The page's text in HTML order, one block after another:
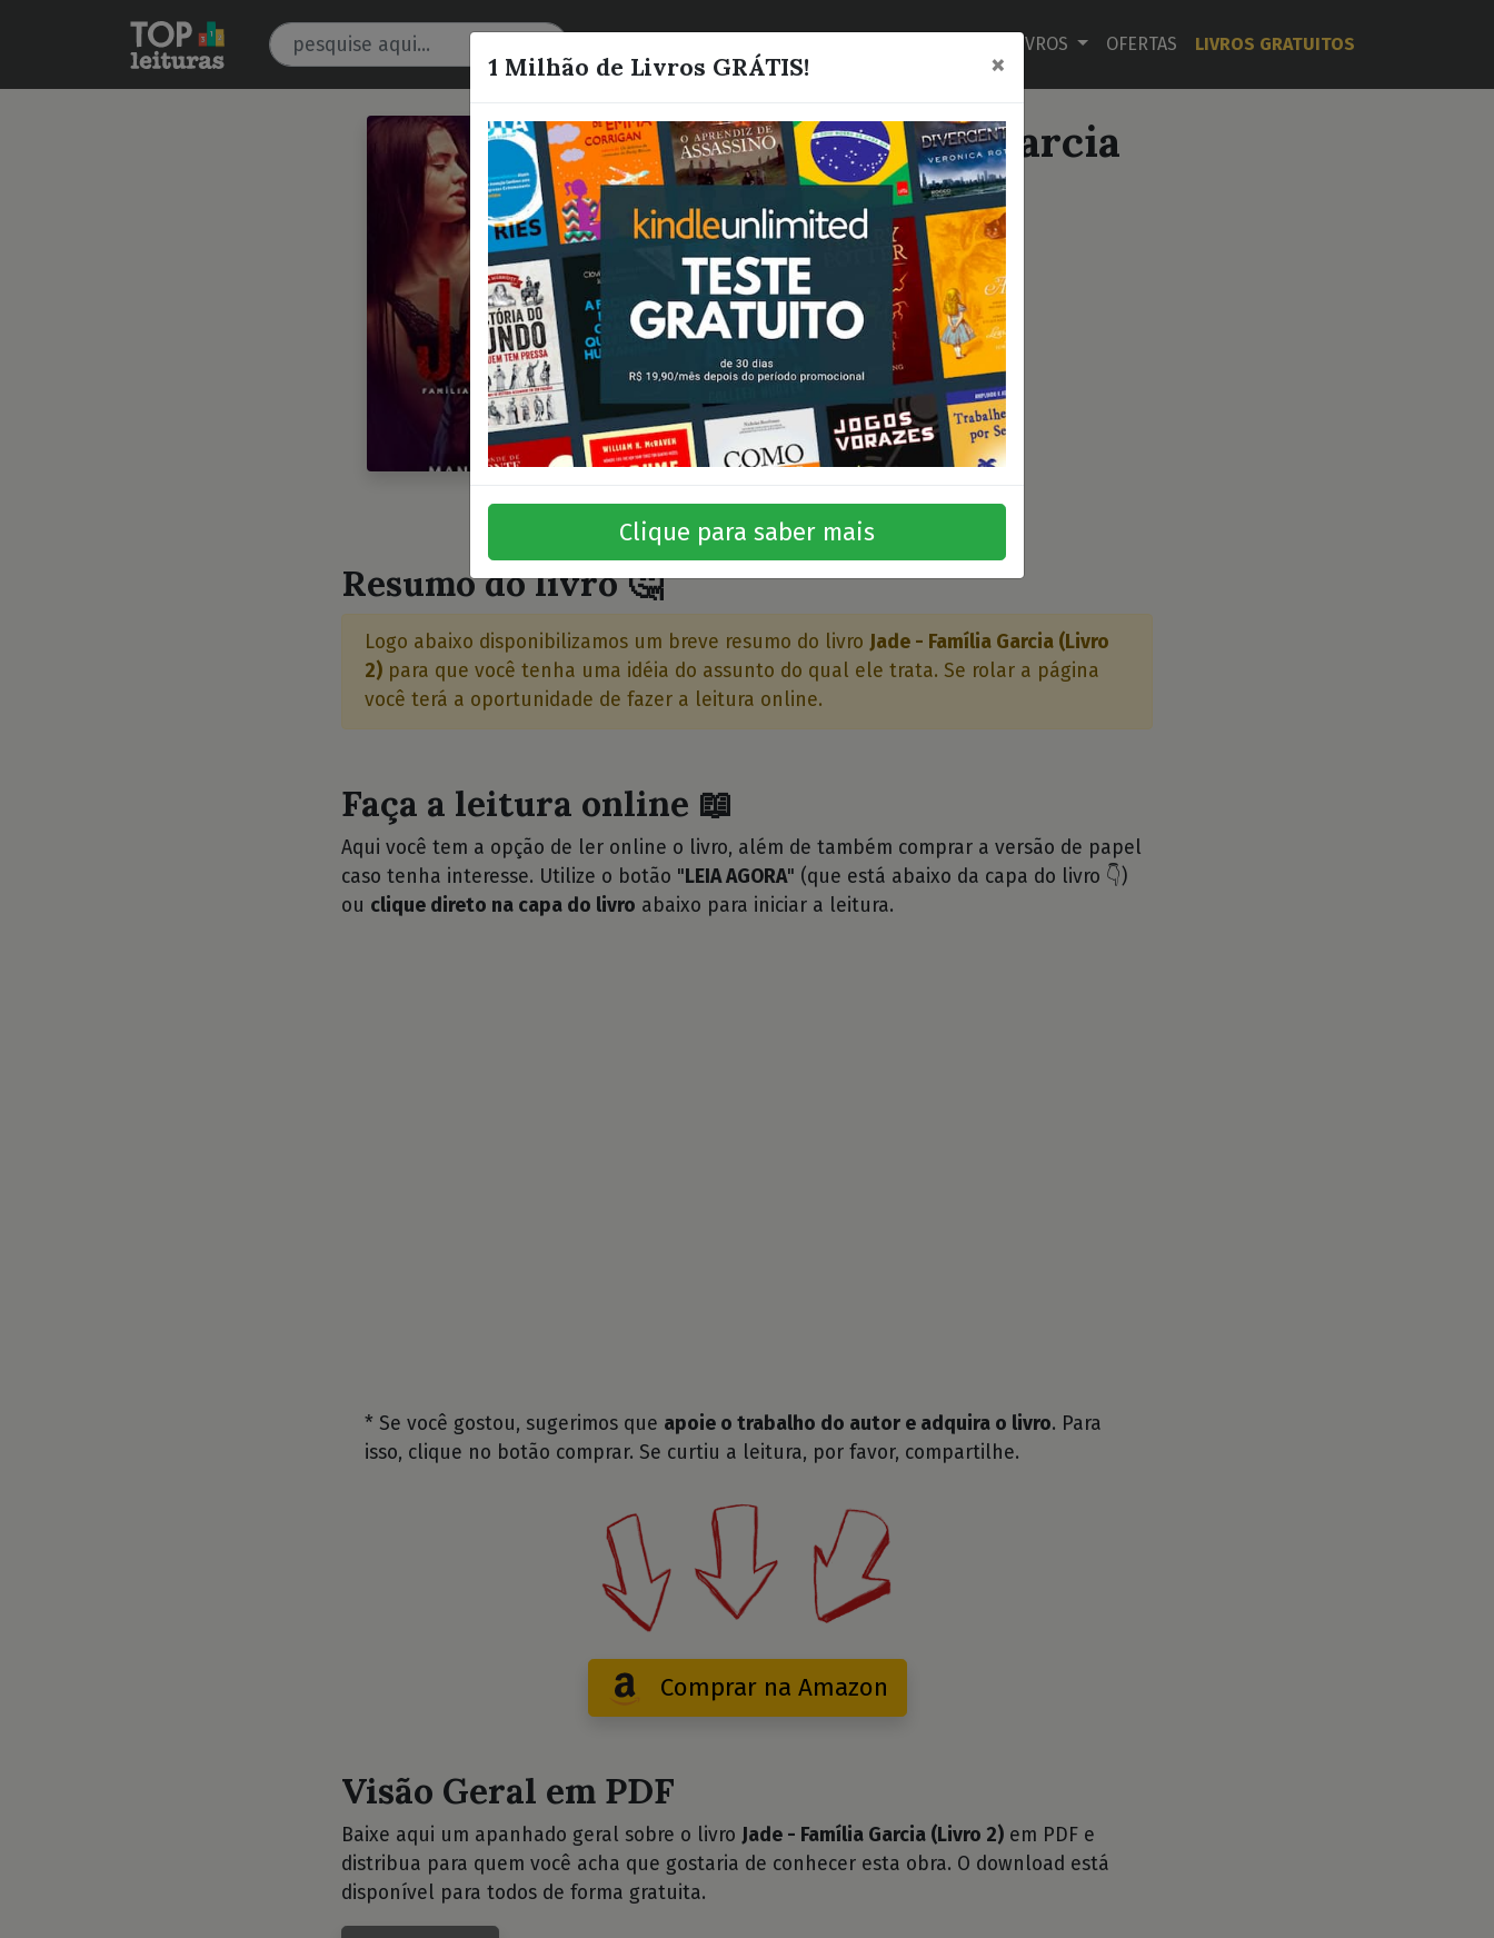
LIVROS OFERTAS LIVROS GRATUITOS
⭐⭐⭐
Jade - Família Garcia
(Livro 2)
Cruz, Manuele
Quero este livro!
Resumo do livro 🤔
Logo abaixo disponibilizamos um breve resumo do livro Jade - Família Garcia (Livro
2) para que você tenha uma idéia do assunto do qual ele trata. Se rolar a página
você terá a oportunidade de fazer a leitura online.
Faça a leitura online 📖
Aqui você tem a opção de ler online o livro, além de também comprar a versão de papel
caso tenha interesse. Utilize o botão " LEIA AGORA" (que está abaixo da capa do livro 👇)
ou clique direto na capa do livro abaixo para iniciar a leitura.
* Se você gostou, sugerimos que apoie o trabalho do autor e adquira o livro. Para
isso, clique no botão comprar. Se curtiu a leitura, por favor, compartilhe.
Comprar na Amazon
Visão Geral em PDF
Baixe aqui um apanhado geral sobre o livro Jade - Família Garcia (Livro 2) em PDF e
distribua para quem você acha que gostaria de conhecer esta obra. O download está
disponível para todos de forma gratuita.
1 Milhão de Livros GRÁTIS! ×
Clique para saber mais